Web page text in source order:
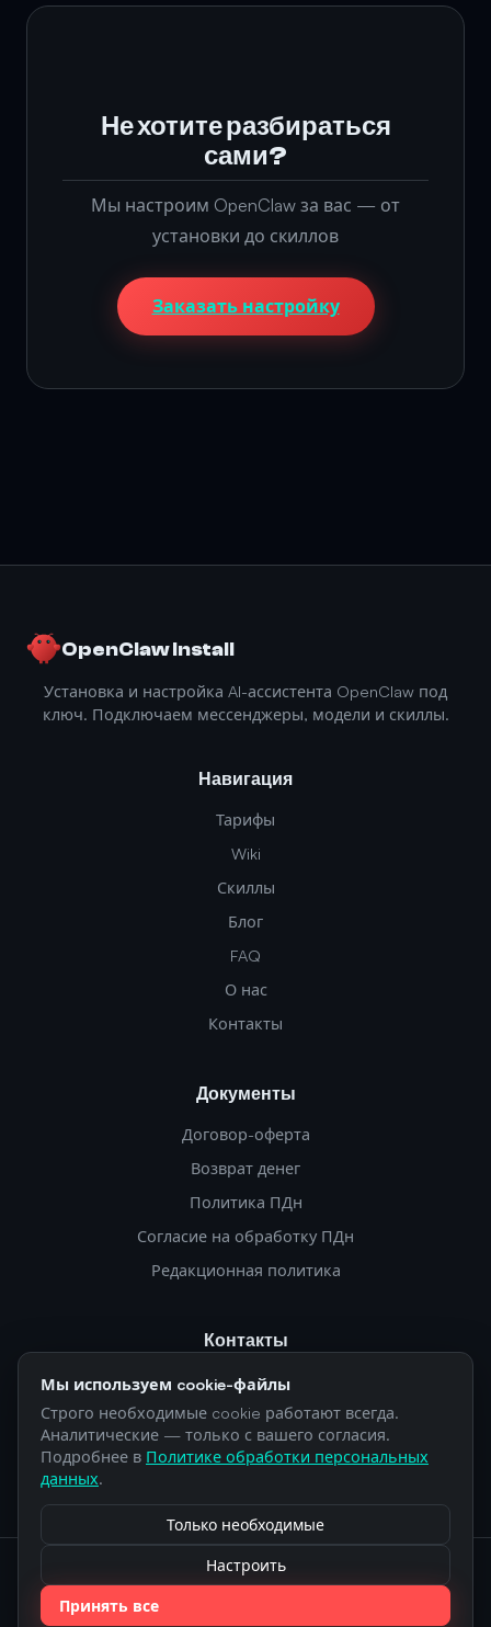
Не хотите разбираться
сами?
Мы настроим OpenClaw за вас — от
установки до скиллов
Заказать настройку
OpenClaw Install
Установка и настройка AI-ассистента OpenClaw под
ключ. Подключаем мессенджеры, модели и скиллы.
Навигация
Тарифы
Wiki
Скиллы
Блог
FAQ
О нас
Контакты
Документы
Договор-оферта
Возврат денег
Политика ПДн
Согласие на обработку ПДн
Редакционная политика
Контакты
Telegram: @openclawinstallru_bot
info@openclawinstall.ru
legal@openclawinstall.ru
ИП Мочалов Дмитрий Андреевич · ИНН 503113454653 ·
openclawinstall.ru · 2025-2026
Мы используем cookie-файлы
Строго необходимые cookie работают всегда.
Аналитические — только с вашего согласия.
Подробнее в Политике обработки персональных
данных.
Только необходимые
Настроить
Принять все